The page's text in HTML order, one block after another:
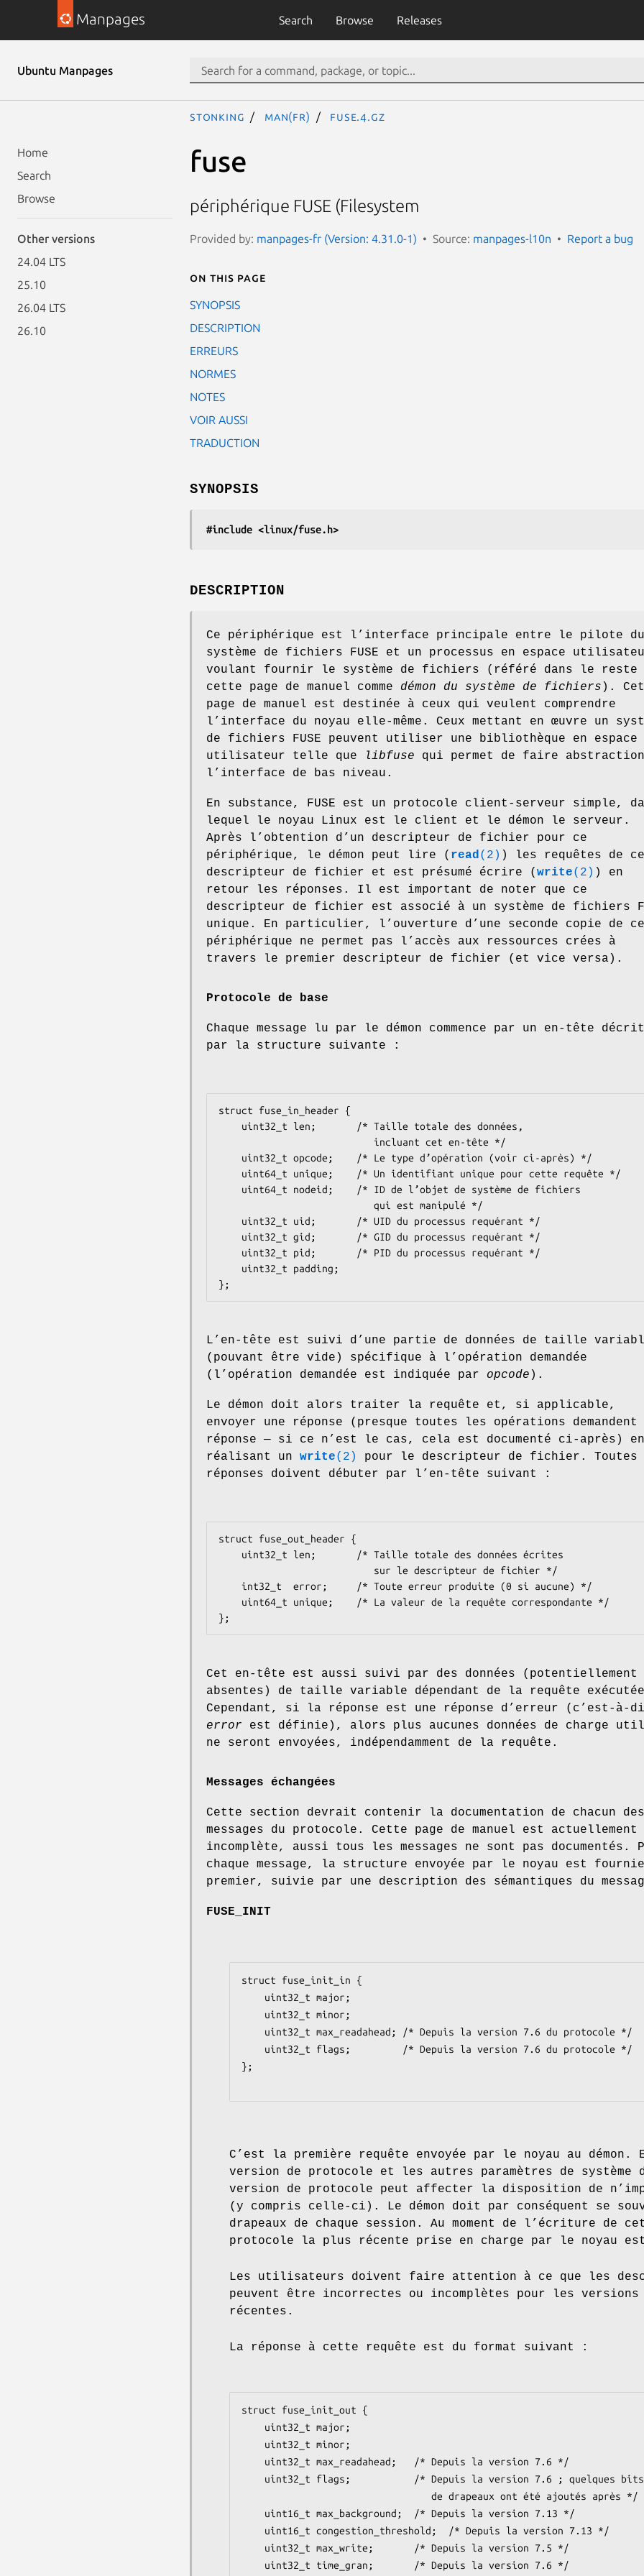
Manpages Search Browse Releases
Ubuntu Manpages
Home
Search
Browse
Other versions
24.04 LTS
25.10
26.04 LTS
26.10
stonking man(fr) fuse.4.gz
fuse
périphérique FUSE (Filesystem
Provided by: manpages-fr (Version: 4.31.0-1) Source: manpages-l10n Report a bug
On this page
SYNOPSIS
DESCRIPTION
ERREURS
NORMES
NOTES
VOIR AUSSI
TRADUCTION
SYNOPSIS
#include <linux/fuse.h>
DESCRIPTION
Ce périphérique est l’interface principale entre le pilote du
système de fichiers FUSE et un processus en espace
voulant fournir le système de fichiers (référé dans le reste
cette page de manuel comme démon du système de fichiers ).
page de manuel est destinée à ceux qui veulent comprendre
l’interface du noyau elle-même. Ceux mettant en œuvre un
de fichiers FUSE peuvent utiliser une bibliothèque en espace
utilisateur telle que
libfuse qui permet de faire
l’interface de bas niveau.
En substance, FUSE est un protocole client-serveur simple,
lequel le noyau Linux est le client et le démon le serveur.
Après l’obtention d’un descripteur de fichier pour ce
périphérique, le démon peut lire ( read (2) ) les requêtes de ce
descripteur de fichier et est présumé écrire ( write(2) ) en
retour les réponses. Il est important de noter que ce
descripteur de fichier est associé à un système de fichiers
unique. En particulier, l’ouverture d’une seconde copie de ce
périphérique ne permet pas l’accès aux ressources crées à
travers le premier descripteur de fichier (et vice versa).
Protocole de base
Chaque message lu par le démon commence par un en-tête décrit
par la structure suivante :
struct fuse_in_header {
L’en-tête est suivi d’une partie de données de taille
(pouvant être vide) spécifique à l’opération demandée
(l’opération demandée est indiquée par opcode ).
Le démon doit alors traiter la requête et, si applicable,
envoyer une réponse (presque toutes les opérations demandent
réponse — si ce n’est le cas, cela est documenté ci-après) en
réalisant un write(2)
pour le descripteur de fichier. Toutes
réponses doivent débuter par l’en-tête suivant :
struct fuse_out_header {
Cet en-tête est aussi suivi par des données (potentiellement
absentes) de taille variable dépendant de la requête
Cependant, si la réponse est une réponse d’erreur (c’est-à-
error est définie), alors plus aucunes données de charge
ne seront envoyées, indépendamment de la requête.
Messages échangées
Cette section devrait contenir la documentation de chacun des
messages du protocole. Cette page de manuel est actuellement
incomplète, aussi tous les messages ne sont pas documentés.
chaque message, la structure envoyée par le noyau est
premier, suivie par une description des sémantiques du
FUSE_INIT
struct fuse_init_in {
};
C’est la première requête envoyée par le noyau au
version de protocole et les autres paramètres de
version de protocole peut affecter la disposition de
(y compris celle-ci). Le démon doit par conséquent se
drapeaux de chaque session. Au moment de l’écriture de
protocole la plus récente prise en charge par le noyau
Les utilisateurs doivent faire attention à ce que les
peuvent être incorrectes ou incomplètes pour les
récentes.
La réponse à cette requête est du format suivant :
struct fuse_init_out {